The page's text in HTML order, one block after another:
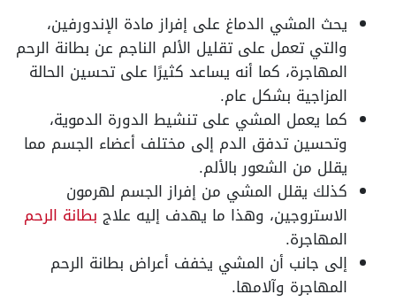
يحث المشي الدماغ على إفراز مادة الإندورفين،
والتي تعمل على تقليل الألم الناجم عن بطانة الرحم
المهاجرة، كما أنه يساعد كثيرًا على تحسين الحالة
المزاجية بشكل عام.
كما يعمل المشي على تنشيط الدورة الدموية،
وتحسين تدفق الدم إلى مختلف أعضاء الجسم مما
يقلل من الشعور بالألم.
كذلك يقلل المشي من إفراز الجسم لهرمون
الاستروجين، وهذا ما يهدف إليه علاج بطانة الرحم
المهاجرة.
إلى جانب أن المشي يخفف أعراض بطانة الرحم
المهاجرة وآلامها.